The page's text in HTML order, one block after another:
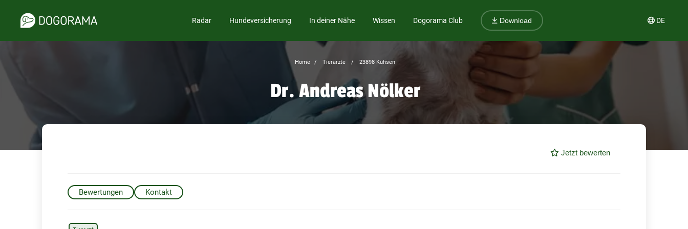
Radar Hundeversicherung In deiner Nähe Wissen Dogorama Club Download DE
Home Tierärzte 23898 Kühsen
Dr. Andreas Nölker
Jetzt bewerten
Bewertungen Kontakt